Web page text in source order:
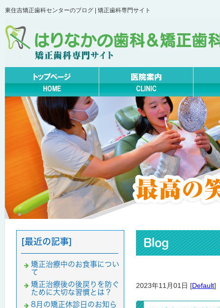
東住吉矯正歯科センターのブログ | 矯正歯科専門サイト
Blog
2023年11月01日 [Default]
[最近の記事]
矯正治療中のお食事につい
て
矯正治療後の後戻りを防ぐ
ために大切な習慣とは？
8月の矯正休診日のお知ら